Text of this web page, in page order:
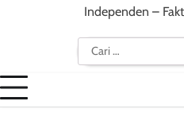
Independen –
Cari
untuk: